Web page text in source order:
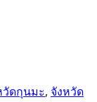
วัดกุนมะ, จังหวัด